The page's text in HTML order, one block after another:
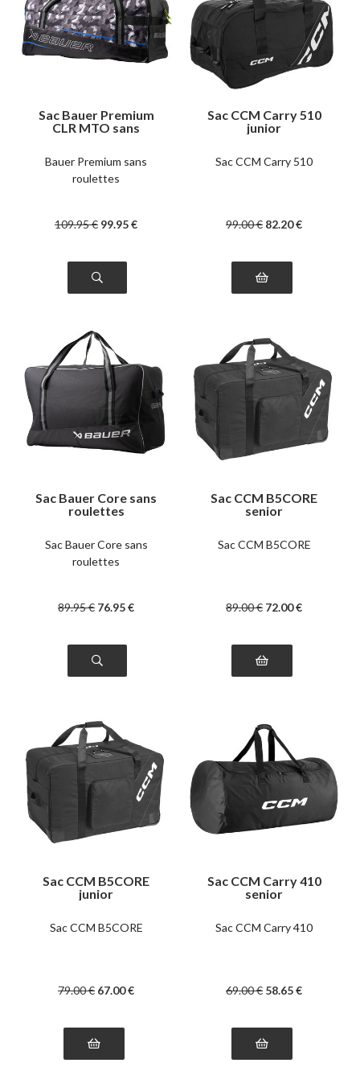
Sac Bauer Premium
CLR MTO sans
Bauer Premium sans
roulettes
109.95€ 99.95€
Sac CCM Carry 510
junior
Sac CCM Carry 510
99.00€ 82.20€
Sac Bauer Core sans
roulettes
Sac Bauer Core sans
roulettes
89.95€ 76.95€
Sac CCM B5CORE
senior
Sac CCM B5CORE
89.00€ 72.00€
Sac CCM B5CORE
junior
Sac CCM B5CORE
79.00€ 67.00€
Sac CCM Carry 410
senior
Sac CCM Carry 410
69.00€ 58.65€